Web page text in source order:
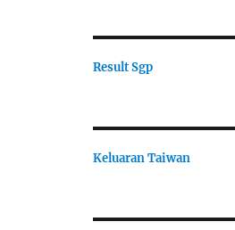
Result Sgp
Keluaran Taiwan